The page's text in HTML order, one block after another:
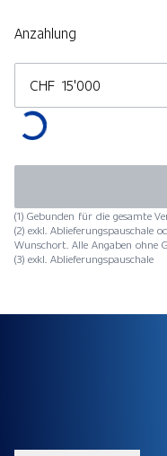
Anzahlung
CHF
(1) Gebunden für die gesamte
(2) exkl. Ablieferungspauschale
Wunschort. Alle Angaben ohne
(3) exkl. Ablieferungspauschale